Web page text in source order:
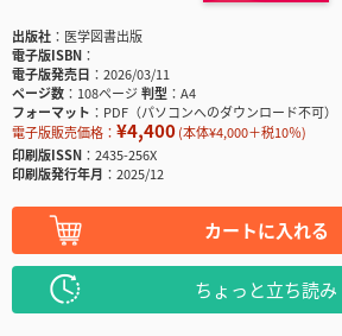
出版社
医学図書出版
電子版ISBN
電子版発売日
2026/03/11
ページ数
108ページ判型
A4
フォーマット
PDF（パソコンへのダウンロード不可）
電子版販売価格： ¥4,400(本体¥4,000＋税10％)
印刷版ISSN
2435-256X
印刷版発行年月
2025/12
カートに入れる
ちょっと立ち読み